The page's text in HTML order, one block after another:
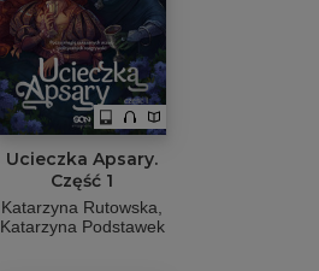
Ucieczka Apsary.
Część 1
Katarzyna Rutowska
Katarzyna Podstawek